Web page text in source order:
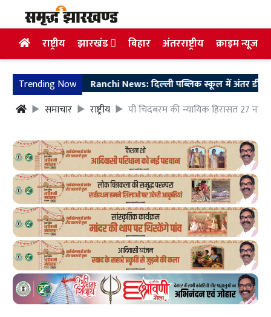
राष्ट्रीय झारखंड बिहार अंतरराष्ट्रीय क्राइम न्यूज
Trending NowRanchi News: दिल्ली पब्लिक स्कूल में अंतर डीपीएस
समाचार
राष्ट्रीय पी चिदंबरम की न्यायिक हिरासत 27